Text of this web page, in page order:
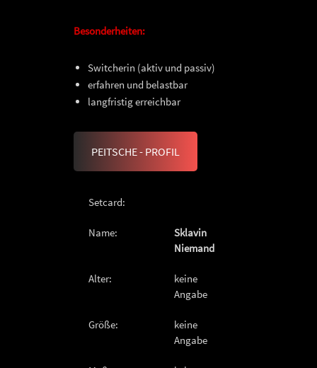
Besonderheiten:
Switcherin (aktiv und passiv)
erfahren und belastbar
langfristig erreichbar
PEITSCHE - PROFIL
Setcard:
Name:
Sklavin
Niemand
Alter:
keine
Angabe
Größe:
keine
Angabe